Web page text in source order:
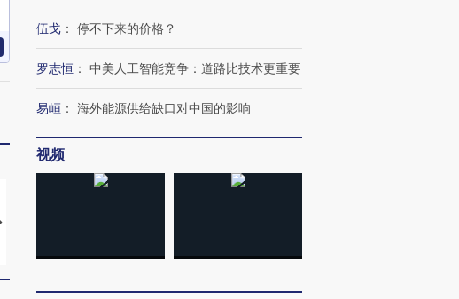
马航飞行员跨国走私7万
育部长拱下台
飞地休达
伍戈 ： 停不下来的价格？
罗志恒 ： 中美人工智能竞争：道路比技术更重要
易峘 ： 海外能源供给缺口对中国的影响
视频